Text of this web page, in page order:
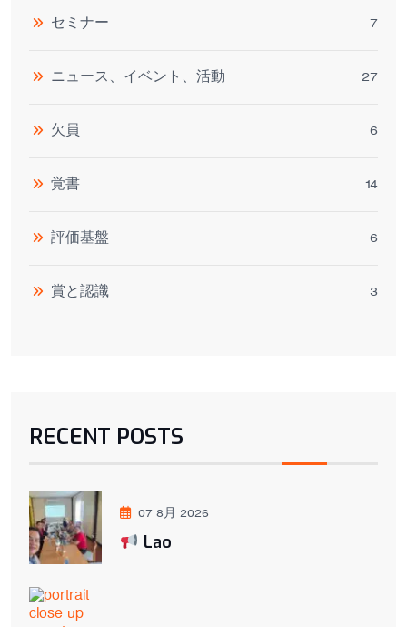
セミナー 7
ニュース、イベント、活動 27
欠員 6
覚書 14
評価基盤 6
賞と認識 3
RECENT POSTS
07 8月 2026
Lao